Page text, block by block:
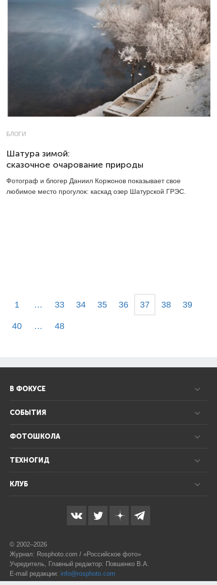
БЛОГИ
Шатура зимой:
сказочное очарование природы
Фотограф и блогер Даниил Коржонов показывает свое
любимое место прогулок: каскад озер Шатурской ГРЭС.
1 … 33 34 35 36 37 38 39
40 … 48
В ФОКУСЕ
СОБЫТИЯ
ФОТОШКОЛА
ТЕХНОГИД
КЛУБ
© 2002–2026
Журнал: Rosphoto.com / «Российское фото»
Учредитель, Главный редактор: Повшенко В.А.
E-mail редакции: info@rosphoto.com